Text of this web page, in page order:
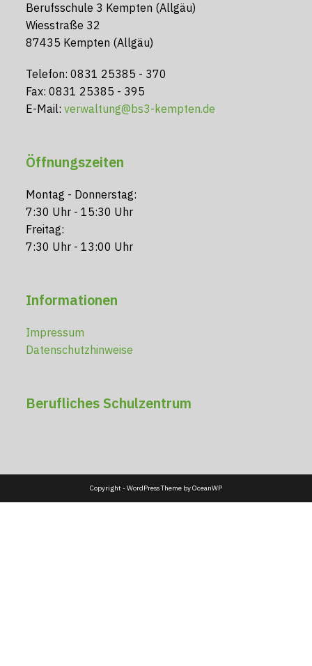
Berufsschule 3 Kempten (Allgäu)
Wiesstraße 32
87435 Kempten (Allgäu)
Telefon: 0831 25385 - 370
Fax: 0831 25385 - 395
E-Mail:verwaltung@bs3-kempten.de
Öffnungszeiten
Montag - Donnerstag:
7:30 Uhr - 15:30 Uhr
Freitag:
7:30 Uhr - 13:00 Uhr
Informationen
Impressum
Datenschutzhinweise
Berufliches Schulzentrum
Copyright - WordPress Theme by OceanWP